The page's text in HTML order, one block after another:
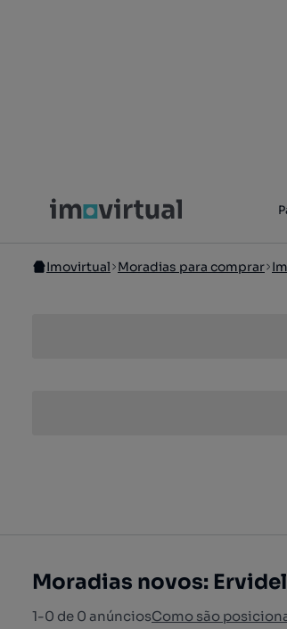
Imovirtual Moradias para comprar
Moradias novos:
1-0 de 0 anúnciosComo são